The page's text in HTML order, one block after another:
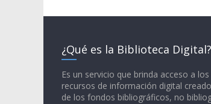
¿Qué es la Biblioteca Digital?
Es un servicio que brinda acceso a
recursos de información digital
de los fondos bibliográficos, no